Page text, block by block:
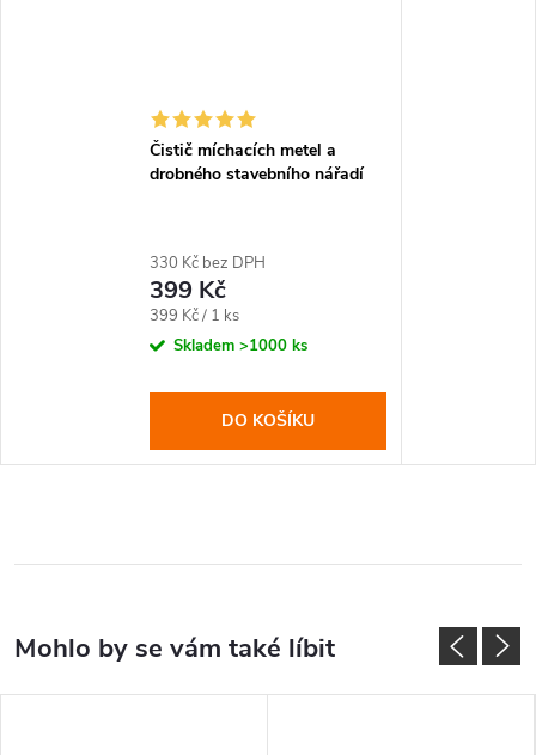
Čistič míchacích metel a
drobného stavebního nářadí
330 Kč bez DPH
399 Kč
Měrná
cena:
399 Kč / 1 ks
Skladem >1000 ks
DO KOŠÍKU